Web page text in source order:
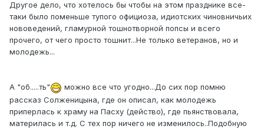
Другое дело, что хотелось бы чтобы на этом празднике все-
таки было поменьше тупого официоза, идиотских чиновничьих
нововедений, гламурной тошнотворной попсы и всего
прочего, от чего просто тошнит...Не только ветеранов, но и
молодежь...
А "об.....ть"
можно все что угодно...До сих пор помню
рассказ Солженицына, где он описал, как молодежь
приперлась к храму на Пасху (действо), где пьянствовала,
материлась и т.д. С тех пор ничего не изменилось..Подобную